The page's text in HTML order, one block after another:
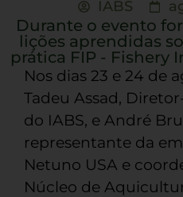
IABS
Durante o evento
lições aprendidas
prática FIP - Fishery
Nos dias 23 e 24 de
Tadeu Assad,
do IABS, e André
representante da
Netuno USA e
Núcleo de